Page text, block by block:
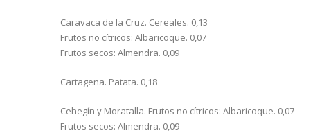
Caravaca de la Cruz. Cereales. 0,13
Frutos no cítricos: Albaricoque. 0,07
Frutos secos: Almendra. 0,09
Cartagena. Patata. 0,18
Cehegín y Moratalla. Frutos no cítricos: Albaricoque. 0,07
Frutos secos: Almendra. 0,09